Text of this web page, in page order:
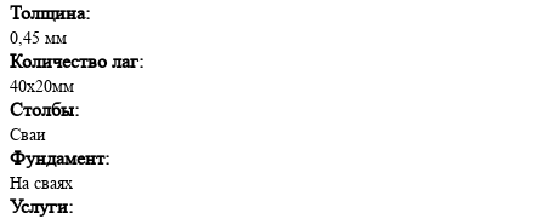
Толщина:
0,45 мм
Количество лаг:
40х20мм
Столбы:
Сваи
Фундамент:
На сваях
Услуги: